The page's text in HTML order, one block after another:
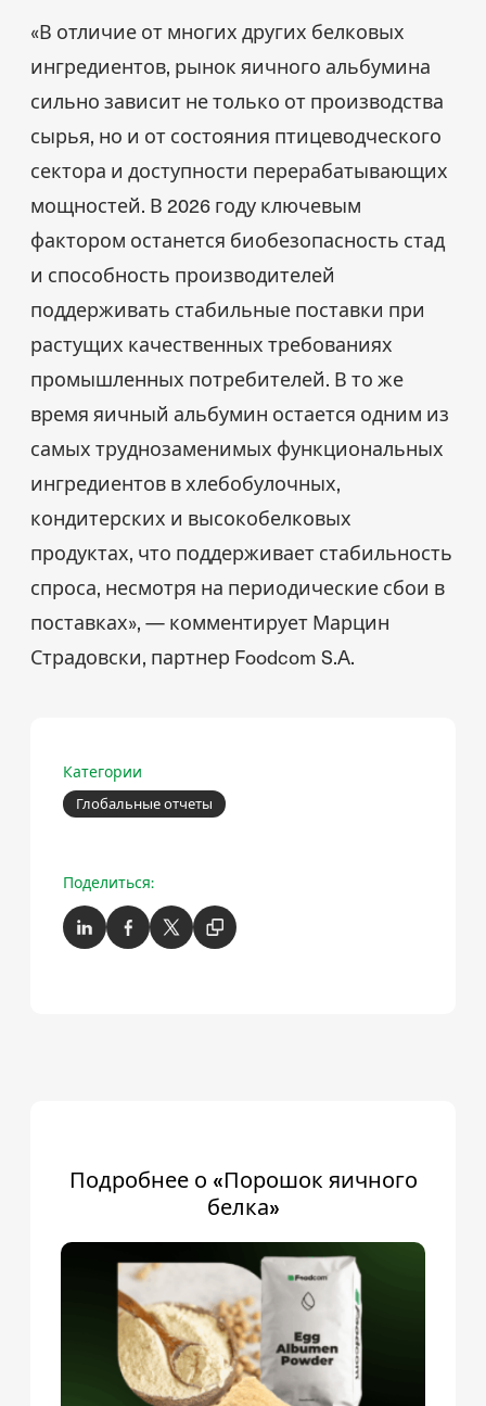
«В отличие от многих других белковых
ингредиентов, рынок яичного альбумина
сильно зависит не только от производства
сырья, но и от состояния птицеводческого
сектора и доступности перерабатывающих
мощностей. В 2026 году ключевым
фактором останется биобезопасность стад
и способность производителей
поддерживать стабильные поставки при
растущих качественных требованиях
промышленных потребителей. В то же
время яичный альбумин остается одним из
самых труднозаменимых функциональных
ингредиентов в хлебобулочных,
кондитерских и высокобелковых
продуктах, что поддерживает стабильность
спроса, несмотря на периодические сбои в
поставках», — комментирует Марцин
Страдовски, партнер Foodcom S.A.
Категории
Глобальные отчеты
Поделиться:
Подробнее о «Порошок яичного
белка»